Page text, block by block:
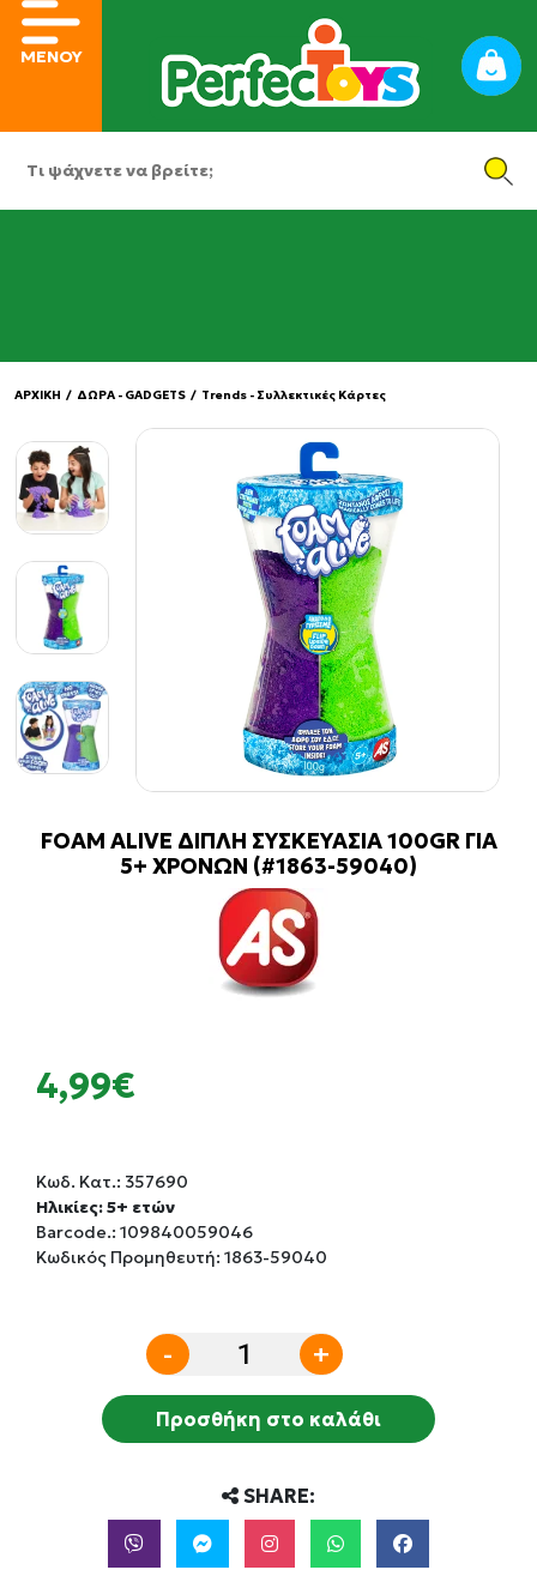
ΜΕΝΟΥ
ΑΡΧΙΚΗ / ΔΩΡΑ - GADGETS / Trends - Συλλεκτικές Κάρτες
FOAM ΑLIVE ΔΙΠΛΗ ΣΥΣΚΕΥΑΣΙΑ 100GR ΓΙΑ
5+ ΧΡΟΝΩΝ (#1863-59040)
4,99€
Κωδ. Κατ.: 357690
Ηλικίες: 5+ ετών
Barcode.: 109840059046
Κωδικός Προμηθευτή: 1863-59040
- +
Προσθήκη στο καλάθι
SHARE: